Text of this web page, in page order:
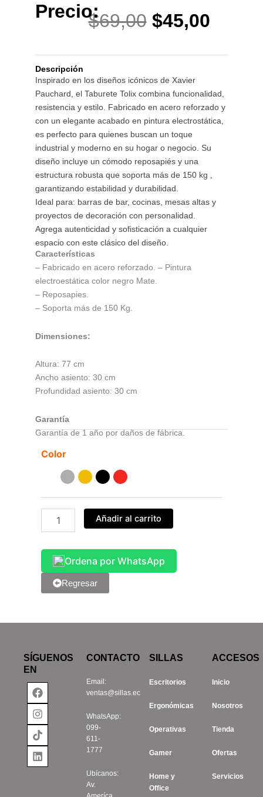
Precio:
$69,00 El
precio
original
era:
$69,00.
$45,00El
es:
Descripción
Inspirado en los diseños icónicos de Xavier
Pauchard, el Taburete Tolix combina funcionalidad,
resistencia y estilo. Fabricado en acero reforzado y
con un elegante acabado en pintura electrostática,
es perfecto para quienes buscan un toque
industrial y moderno en su hogar o negocio. Su
diseño incluye un cómodo reposapiés y una
estructura robusta que soporta más de 150 kg ,
garantizando estabilidad y durabilidad.
Ideal para: barras de bar, cocinas, mesas altas y
proyectos de decoración con personalidad.
Agrega autenticidad y sofisticación a cualquier
espacio con este clásico del diseño.
Características
– Fabricado en acero reforzado. – Pintura
electroestática color negro Mate.
– Reposapies.
– Soporta más de 150 Kg.
Dimensiones:
Altura: 77 cm
Ancho asiento: 30 cm
Profundidad asiento: 30 cm
Garantía
Garantía de 1 año por daños de fábrica.
Color
Silla
Hogar
Taburete
cantidad
Añadir al carrito
Ordena por WhatsApp
Regresar
SÍGUENOS
EN
Facebook
Instagram
Tiktok
Linkedin
CONTACTO
Email:
ventas@sillas.ec
WhatsApp:
099-
611-
1777
Ubícanos:
Av.
SILLAS
Escritorios
Ergonómicas
Operativas
Gamer
Home y
Office
ACCESOS
Inicio
Nosotros
Tienda
Ofertas
Servicios